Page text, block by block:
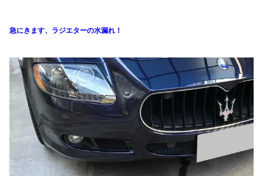
急にきます、ラジエターの水漏れ！